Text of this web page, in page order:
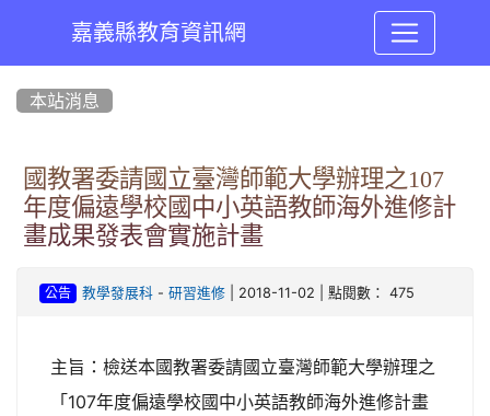
嘉義縣教育資訊網
本站消息
國教署委請國立臺灣師範大學辦理之107
年度偏遠學校國中小英語教師海外進修計
畫成果發表會實施計畫
公告 教學發展科- 研習進修| 2018-11-02 | 點閱數： 475
主旨：檢送本國教署委請國立臺灣師範大學辦理之
「107年度偏遠學校國中小英語教師海外進修計畫